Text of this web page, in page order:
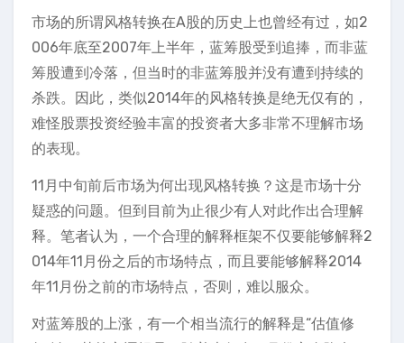
市场的所谓风格转换在A股的历史上也曾经有过，如2
006年底至2007年上半年，蓝筹股受到追捧，而非蓝
筹股遭到冷落，但当时的非蓝筹股并没有遭到持续的
杀跌。因此，类似2014年的风格转换是绝无仅有的，
难怪股票投资经验丰富的投资者大多非常不理解市场
的表现。
11月中旬前后市场为何出现风格转换？这是市场十分
疑惑的问题。但到目前为止很少有人对此作出合理解
释。笔者认为，一个合理的解释框架不仅要能够解释2
014年11月份之后的市场特点，而且要能够解释2014
年11月份之前的市场特点，否则，难以服众。
对蓝筹股的上涨，有一个相当流行的解释是“估值修